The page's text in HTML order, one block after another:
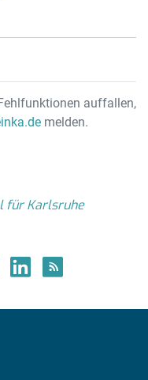
auffallen,
melden.
für Karlsruhe